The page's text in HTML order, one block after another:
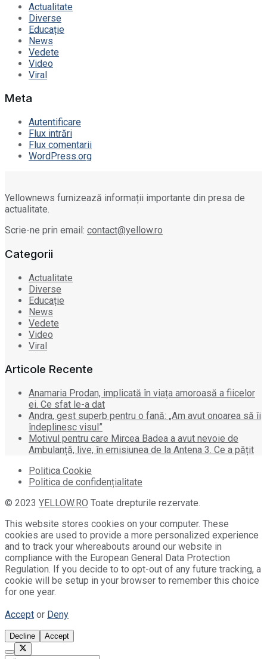
Actualitate
Diverse
Educație
News
Vedete
Video
Viral
Meta
Autentificare
Flux intrări
Flux comentarii
WordPress.org
Yellownews furnizează informații importante din presa de
actualitate.
Scrie-ne prin email: contact@yellow.ro
Categorii
Actualitate
Diverse
Educație
News
Vedete
Video
Viral
Articole Recente
Anamaria Prodan, implicată în viața amoroasă a fiicelor
ei. Ce sfat le-a dat
Andra, gest superb pentru o fană: „Am avut onoarea să îi
îndeplinesc visul”
Motivul pentru care Mircea Badea a avut nevoie de
Ambulanță, live, în emisiunea de la Antena 3. Ce a pățit
Politica Cookie
Politica de confidențialitate
© 2023 YELLOW.RO Toate drepturile rezervate.
This website stores cookies on your computer. These
cookies are used to provide a more personalized experience
and to track your whereabouts around our website in
compliance with the European General Data Protection
Regulation. If you decide to to opt-out of any future tracking, a
cookie will be setup in your browser to remember this choice
for one year.
Accept or Deny
Decline Accept